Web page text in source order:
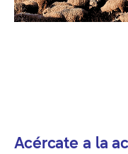
Acércate a la